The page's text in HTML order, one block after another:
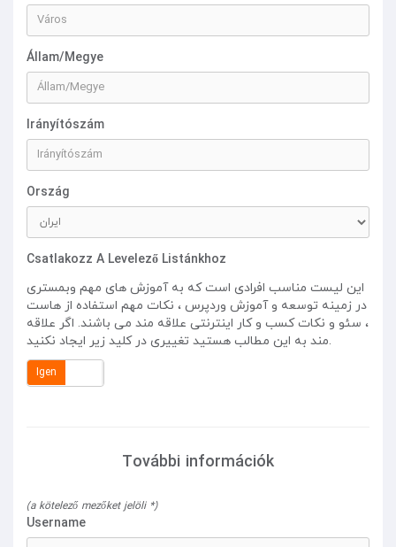
Állam/Megye
Irányítószám
Ország
Csatlakozz A Levelező Listánkhoz
این لیست مناسب افرادی است که به آموزش های مهم وبمستری
در زمینه توسعه و آموزش وردپرس ، نکات مهم استفاده از هاست
، سئو و نکات کسب و کار اینترنتی علاقه مند می باشند. اگر علاقه
مند به این مطالب هستید تغییری در کلید زیر ایجاد نکنید.
Igen
További információk
(a kötelező mezőket jelöli *)
Username